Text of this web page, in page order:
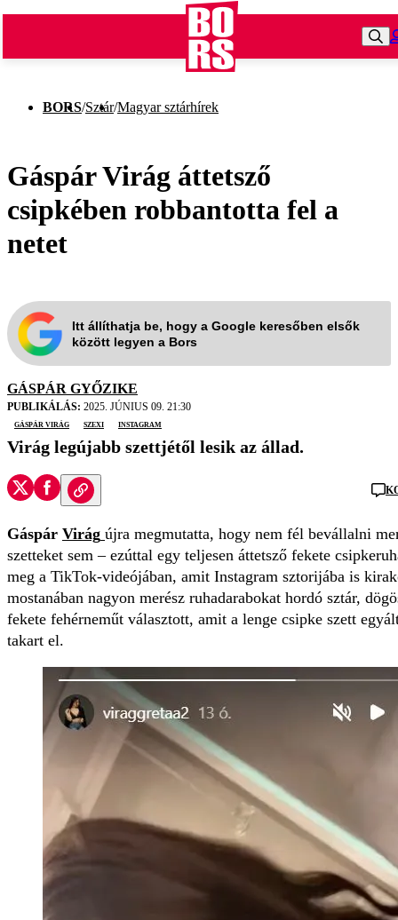
BORS/Sztár/Magyar sztárhírek
Gáspár Virág áttetsző
csipkében robbantotta fel a
netet
Itt állíthatja be, hogy a Google keresőben elsők
között legyen a Bors
GÁSPÁR GYŐZIKE
PUBLIKÁLÁS: 2025. JÚNIUS 09. 21:30
Gáspár Virág
szexi Instagram
Virág legújabb szettjétől lesik az állad.
Gáspár Virág újra megmutatta, hogy nem fél bevállalni
szetteket sem – ezúttal egy teljesen áttetsző fekete
meg a TikTok-videójában, amit Instagram sztorijába is
mostanában nagyon merész ruhadarabokat hordó sztár,
fekete fehérneműt választott, amit a lenge csipke szett
takart el.